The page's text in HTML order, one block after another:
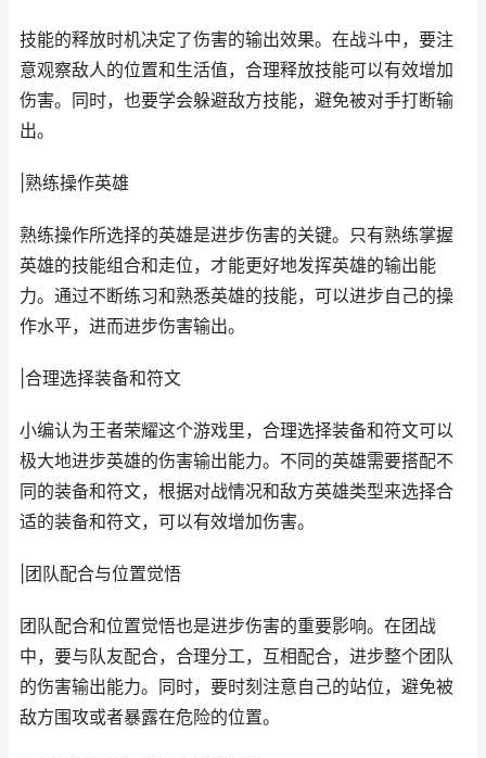
技能的释放时机决定了伤害的输出效果。在战斗中，要注
意观察敌人的位置和生活值，合理释放技能可以有效增加
伤害。同时，也要学会躲避敌方技能，避免被对手打断输
出。
|熟练操作英雄
熟练操作所选择的英雄是进步伤害的关键。只有熟练掌握
英雄的技能组合和走位，才能更好地发挥英雄的输出能
力。通过不断练习和熟悉英雄的技能，可以进步自己的操
作水平，进而进步伤害输出。
|合理选择装备和符文
小编认为王者荣耀这个游戏里，合理选择装备和符文可以
极大地进步英雄的伤害输出能力。不同的英雄需要搭配不
同的装备和符文，根据对战情况和敌方英雄类型来选择合
适的装备和符文，可以有效增加伤害。
|团队配合与位置觉悟
团队配合和位置觉悟也是进步伤害的重要影响。在团战
中，要与队友配合，合理分工，互相配合，进步整个团队
的伤害输出能力。同时，要时刻注意自己的站位，避免被
敌方围攻或者暴露在危险的位置。